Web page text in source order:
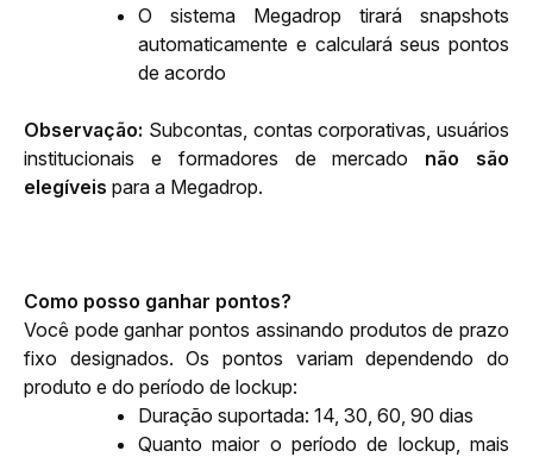
O sistema Megadrop tirará snapshots
automaticamente e calculará seus pontos
de acordo
Observação: Subcontas, contas corporativas, usuários
institucionais e formadores de mercado não são
elegíveis para a Megadrop.
Como posso ganhar pontos?
Você pode ganhar pontos assinando produtos de prazo
fixo designados. Os pontos variam dependendo do
produto e do período de lockup:
Duração suportada: 14, 30, 60, 90 dias
Quanto maior o período de lockup, mais